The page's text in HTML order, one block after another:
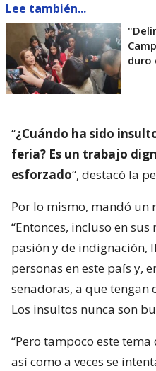
Lee también...
duro
“¿Cuándo ha sido
feria? Es un trabajo
esforzado“, destacó la
Por lo mismo, mandó un
“Entonces, incluso en
pasión y de indignación,
personas en este país y,
senadoras, a que tengan
Los insultos nunca son
“Pero tampoco este
así como a veces se